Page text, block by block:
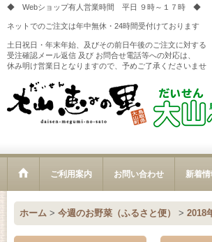
◆ Webショップ有人営業時間 平日 ９時～１７時 ◆
ネットでのご注文は年中無休・24時間受付けております
土日祝日・年末年始、及びその前日午後のご注文に対する
受注確認メール返信 及び お問合せ電話等への対応は、
休み明け営業日となりますので、予めご了承くださいませ
ご利用案内 お問い合わせ 新着
ホーム > 今週のお野菜（ふるさと便） > 2018